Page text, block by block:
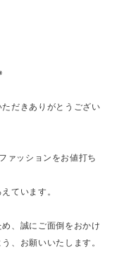
だきありがとうござい
ァッションをお値打ち
ています。
、誠にご面倒をおかけ
、お願いいたします。